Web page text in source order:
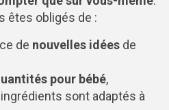
êtes obligés de :
de nouvelles idées de
pour bébé,
sont adaptés à